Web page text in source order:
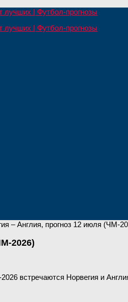
– Англия, прогноз 12 июля (ЧМ-
2026)
встречаются Норвегия и